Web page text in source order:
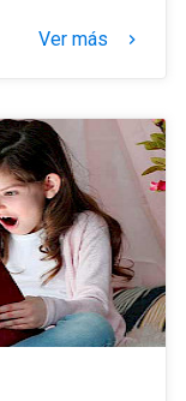
Ver más keyboard_arrow_right